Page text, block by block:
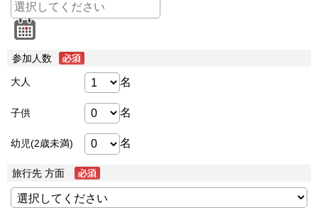
参加人数
大人 名
子供 名
幼児(2歳未満) 名
旅行先 方面